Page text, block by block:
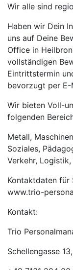
Wir alle sind
Haben wir Dein
uns auf Deine
Office in
vollständigen
Eintrittstermin
bevorzugt per E-
Wir bieten Voll-
folgenden
Metall,
Soziales,
Verkehr,
Kontaktdaten für
www.trio-
Kontakt:
Trio
Schellengasse